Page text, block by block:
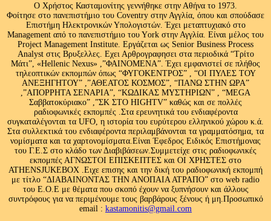
Ο Χρήστος Κασταμονίτης γεννήθηκε στην Αθήνα το 1973.
Φοίτησε στο πανεπιστήμιο του Coventry στην Αγγλία, όπου και σπούδασε
Επιστήμη Ηλεκτρονικών Υπολογιστών. Έχει μεταπτυχιακό στο
Management από το πανεπιστήμιο του Υork στην Αγγλία. Είναι μέλος του
Project Management Institute. Εργάζεται ως Senior Business Process
Analyst στις Βρυξελλες. Εχει Αρθρογραφησει στα περιοδικά “Τρίτο
Μάτι”, «Hellenic Nexus» ,”ΦΑΙΝΟΜΕΝΑ”. Έχει εμφανιστεί σε πλήθος
τηλεοπτικών εκπομπών όπως “ΦΥΓΟΚΕΝΤΡΟΣ” , “ΟΙ ΠΥΛΕΣ ΤΟΥ
ΑΝΕΞΗΓΗΤΟΥ” ,”ΑΘΕΑΤΟΣ ΚΟΣΜΟΣ”, “ΠΑΝΩ ΣΤΗΝ ΩΡΑ”
,”ΑΠΟΡΡΗΤΑ ΣΕΝΑΡΙΑ”, “ΚΩΔΙΚΑΣ ΜΥΣΤΗΡΙΩΝ” , “MEGA
Σαββατοκύριακο” ,”ΣΚ ΣΤΟ HIGHTV” καθώς και σε πολλές
ραδιοφωνικές εκπομπές .Στα ερευνητικά του ενδιαφέροντα
συγκαταλέγονται τα UFO, η ιστορία του ευρύτερου ελληνικού χώρου κ.ά.
Στα συλλεκτικά του ενδιαφέροντα περιλαμβάνονται τα γραμματόσημα, τα
νομίσματα και τα χαρτονομίσματα.Είναι Έφεδρος Ειδικός Επιστήμονας
του Γ.Ε.Σ στο κλάδο των Διαβιβάσεων.Συμμετείχε στις ραδιοφωνικές
εκπομπές ΑΓΝΩΣΤΟΙ ΕΠΙΣΚΕΠΤΕΣ και ΟΙ ΧΡΗΣΤΕΣ στο
ATHENSJUKEBOX .Ειχε επισης και την δική του ραδιοφωνική εκπομπή
με τίτλο “ΔΙΑΒΑΙΝΟΝΤΑΣ ΤΗΝ ΑΝΟΠΑΙΑ ΑΤΡΑΠΟ” στο web radio
του Ε.Ο.Ε με θέματα που σκοπό έχουν να ξυπνήσουν και άλλους
συντρόφους για να περιμένουμε τους βαρβάρους ξένους ή μη.Προσωπικό
email : kastamonitis@gmail.com